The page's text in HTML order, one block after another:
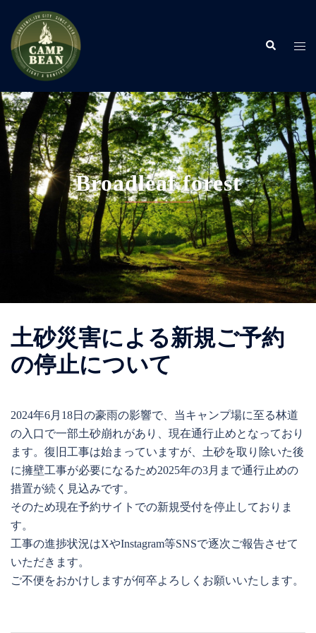
へ
ス
キ
ッ
プ
検
索
ト
メ
ニ
ュ
ー
Broadleaf forest
土砂災害による新規ご予約
の停止について
2024年6月18日の豪雨の影響で、当キャンプ場に至る林道
の入口で一部土砂崩れがあり、現在通行止めとなっており
ます。復旧工事は始まっていますが、土砂を取り除いた後
に擁壁工事が必要になるため2025年の3月まで通行止めの
措置が続く見込みです。
そのため現在予約サイトでの新規受付を停止しておりま
す。
工事の進捗状況はXやInstagram等SNSで逐次ご報告させて
いただきます。
ご不便をおかけしますが何卒よろしくお願いいたします。